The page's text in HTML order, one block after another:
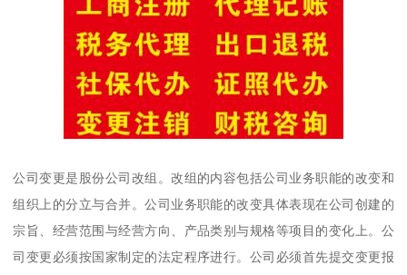
公司变更是股份公司改组。改组的内容包括公司业务职能的改变和
组织上的分立与合并。公司业务职能的改变具体表现在公司创建的
宗旨、经营范围与经营方向、产品类别与规格等项目的变化上。公
司变更必须按国家制定的法定程序进行。公司必须首先提交变更报